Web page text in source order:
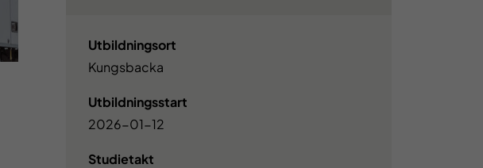
Utbildningsort
Kungsbacka
Utbildningsstart
2026-01-12
Studietakt